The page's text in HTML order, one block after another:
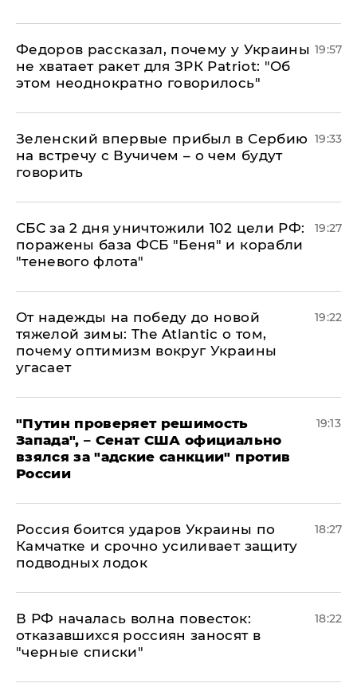
Федоров рассказал, почему у Украины
не хватает ракет для ЗРК Patriot: "Об
этом неоднократно говорилось"
19:57
Зеленский впервые прибыл в Сербию
на встречу с Вучичем – о чем будут
говорить
19:33
СБС за 2 дня уничтожили 102 цели РФ:
поражены база ФСБ "Беня" и корабли
"теневого флота"
19:27
От надежды на победу до новой
тяжелой зимы: The Atlantic о том,
почему оптимизм вокруг Украины
угасает
19:22
"Путин проверяет решимость
Запада", – Сенат США официально
взялся за "адские санкции" против
России
19:13
Россия боится ударов Украины по
Камчатке и срочно усиливает защиту
подводных лодок
18:27
​В РФ началась волна повесток:
отказавшихся россиян заносят в
"черные списки"
18:22